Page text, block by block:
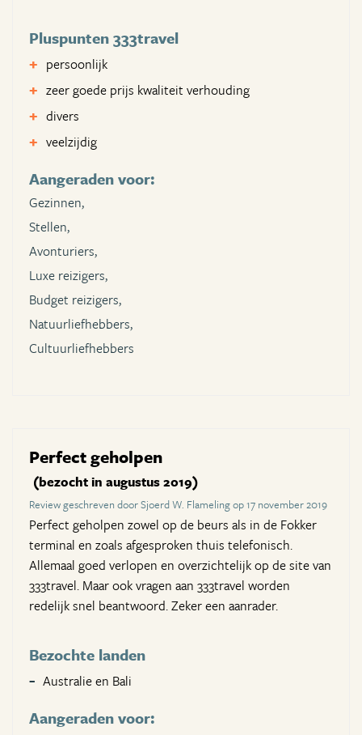
Pluspunten 333travel
persoonlijk
zeer goede prijs kwaliteit verhouding
divers
veelzijdig
Aangeraden voor:
Gezinnen,
Stellen,
Avonturiers,
Luxe reizigers,
Budget reizigers,
Natuurliefhebbers,
Cultuurliefhebbers
Perfect geholpen
(bezocht in augustus 2019)
Review geschreven door Sjoerd W. Flameling op 17 november 2019
Perfect geholpen zowel op de beurs als in de Fokker
terminal en zoals afgesproken thuis telefonisch.
Allemaal goed verlopen en overzichtelijk op de site van
333travel. Maar ook vragen aan 333travel worden
redelijk snel beantwoord. Zeker een aanrader.
Bezochte landen
Australie en Bali
Aangeraden voor: